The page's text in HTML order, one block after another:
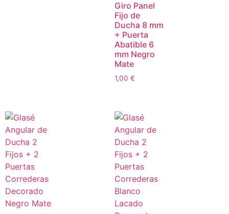
Giro Panel
Fijo de
Ducha 8 mm
+ Puerta
Abatible 6
mm Negro
Mate
1,00 €